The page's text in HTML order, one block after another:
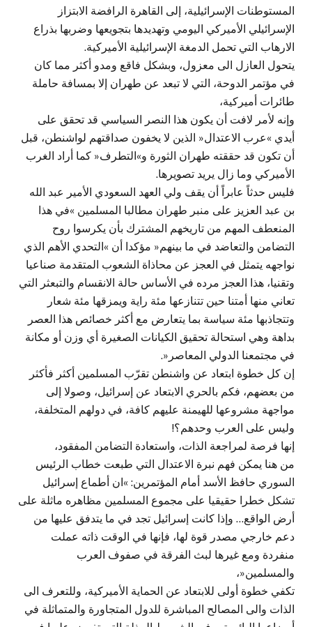
المستوطنات الإسرائيلية، إلى القاهرة الرافضة الابتزاز
الإسرائيلي الأميركي اليومي وتهديدها بتجويعها وضربها بذراع
الارهاب التي تحمل الدمغة الإسرائيلية الأميركية.
يتحول العازل الى معزول، وبشكل فاقع ومدو أكثر مما كان
في مؤتمر الدوحة، التي لا تبعد عن طهران إلا بمسافة حاملة
طائرات أميركية،
وإنه لأمر لافت أن يكون هذا النصر السياسي قد تحقق على
أيدي »عرب الاعتدال« الذين لا يخفون صداقتهم لواشنطن، قبل
أن تكون قد حققته طهران الثورة و»التطرف« كما أراد الغرب
الأميركي وما زال يريد تصويرها.
فليس حدثاً عابراً أن يقف ولي العهد السعودي الأمير عبد الله
بن عبد العزيز على منبر طهران مطالبا المسلمين »في هذا
المنعطف المهم من تاريخهم المشترك بأن يكرسوا روح
التضامن والتعاضد في ما بينهم« مؤكدا أن »التحدي الأهم الذي
نواجهه يتمثل في العجز عن محاذاة الشعوب المتقدمة صناعيا
وتقنيا، هذا العجز مرده في الأساس حالة الانقسام والتبعثر التي
تعاني منها أمتنا حين تتنازعها مئة راية ويمزقها مئة شعار
وتتجاذبها مئة سياسة بما يتعارض مع أكثر خصائص هذا العصر
بداهة وهي استحالة تحقيق الكيانات الصغيرة أي وزن أو مكانة
في مجتمعنا الدولي المعاصر«.
إن كل خطوة ابتعاد عن واشنطن تقرّب المسلمين أكثر فأكثر
من بعضهم، فكم بالحري الابتعاد عن إسرائيل، وصولا إلى
مواجهة مشروعها للهيمنة عليهم كافة، في دولهم المتخلفة،
وليس على العرب وحدهم؟!
إنها فرصة لمراجعة الذات، واستعادة التضامن المفقود،
من هنا يمكن فهم نبرة الاعتدال التي طبعت خطاب الرئيس
السوري حافظ الأسد أمام المؤتمرين: »ان أطماع إسرائيل
تشكل خطرا حقيقيا على مجموع المسلمين مظاهره ماثلة على
أرض الواقع… وإذا كانت إسرائيل تجد في ما يتدفق عليها من
دعم خارجي مصدر قوة لها، فإنها في الوقت ذاته عملت
منفردة ومع غيرها لبث الفرقة في صفوف العرب
والمسلمين«،
تكفي خطوة أولى للابتعاد عن الحماية الأميركية، وللتعرف الى
الذات والى المصالح المباشرة للدول المتجاورة والمتماثلة في